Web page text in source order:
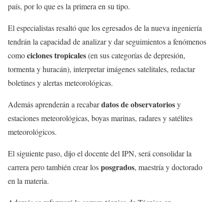
país, por lo que es la primera en su tipo.
El especialistas resaltó que los egresados de la nueva ingeniería
tendrán la capacidad de analizar y dar seguimientos a fenómenos
comociclones tropicales(en sus categorías de depresión,
tormenta y huracán), interpretar imágenes satelitales, redactar
boletines y alertas meteorológicas.
Además aprenderán a recabardatos de observatoriosy
estaciones meteorológicas, boyas marinas, radares y satélites
meteorológicos.
El siguiente paso, dijo el docente del IPN, será consolidar la
carrera pero también crear losposgrados, maestría y doctorado
en la materia.